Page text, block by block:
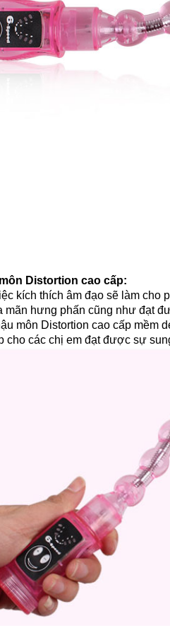
Distortion cao cấp:
kích thích âm đạo sẽ làm
mãn hưng phấn cũng như đạt
môn Distortion cao cấp
các chị em đạt được sự